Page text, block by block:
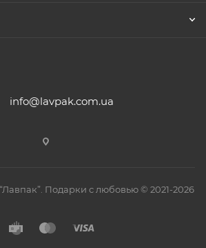
info@lavpak.com.ua
Подарки с любовью © 2021-2026